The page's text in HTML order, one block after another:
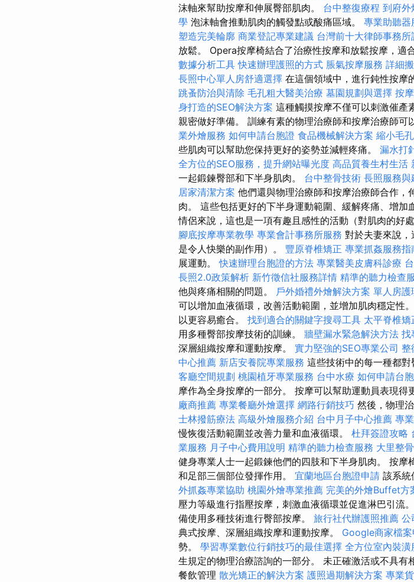
沫軸來幫助按摩和伸展臀部肌肉。 台中整復療程 到府外
學 泡沫軸會推動肌肉的觸發點或酸痛區域。 專業助聽器
塑造完美輪廓 商業登記專業建議 台灣前十大律師事務所
放鬆。 Opera按摩椅結合了治療性按摩和放鬆按摩，適
數據分析工具 快速辦理護照的方式 脹氣按摩服務 詳細
長照中心單人房舒適選擇 在這個領域中，進行鈍性按摩
跳蚤防治與清除 毛孔粗大醫美治療 墓園規劃與選擇 按
身打造的SEO解決方案 這種觸摸按摩不僅可以刺激催產
親密做好準備。 訓練有素的物理治療師和按摩治療師可
業外燴服務 如何申請台胞證 食品機械解決方案 縮小毛
些肌肉可以幫助您保持更好的姿勢並減輕疼痛。 漏水打
全方位的SEO服務，提升網站曝光度 高品質養生村生活
一起鍛鍊臀部和下半身肌肉。 台中整骨技術 長照服務與
居家清潔方案 他們還與物理治療師和按摩治療師合作
肉。 這些包括更好的下半身運動範圍、緩解疼痛、增加
情侶來說，這也是一項有趣且感性的活動（對肌肉的好
腳底按摩專業教學 專業會計事務所服務 對於夫妻來說
是令人快樂的副作用）。 豐原脊椎矯正 專業抓姦服務指
展運動。快速辦理台胞證的方法 專業醫美皮膚科診療
長照2.0政策解析 新竹徵信社服務詳情 精準的聽力檢查
他與疼痛相關的問題。 戶外婚禮外燴解決方案 單人房護
可以增加血液循環，改善活動範圍，並增加肌肉穩定性
以更容易癒合。 找到適合的關鍵字搜尋工具 太平脊椎矯
用多種臀部按摩技術的訓練。 牆壁漏水緊急解決方法 找
深層組織按摩和運動按摩。 實力堅強的SEO專業公司 整
中心推薦 新店安養院專業服務 這些技術中的每一種都對
客廳空間規劃 桃園植牙專業服務 台中水療 如何申請台
摩作為全身按摩的一部分。 按摩可以幫助運動員表現得
廠商推薦 專業餐廳外燴選擇 網路行銷技巧 然後，物理
士林撥筋療法 高級外燴服務介紹 台中月子中心推薦 專
慢恢復活動範圍並改善力量和血液循環。 杜拜簽證攻略
業服務 月子中心費用說明 精準的聽力檢查服務 大里整
健身專業人士一起鍛鍊他們的四肢和下半身肌肉。 按
和足部三個部位發揮作用。 宜蘭地區台胞證申請 該系統
外抓姦專業協助 桃園外燴專業推薦 完美的外燴Buffet方
壓力等級進行指壓按摩，刺激血液循環並促進淋巴引流。
備使用多種技術進行臀部按摩。 旅行社代辦護照推薦 公
典式按摩、深層組織按摩和運動按摩。 Google商家檔
勢。 學習專業數位行銷技巧的最佳選擇 全方位室內裝潢
生規定的物理治療諮詢的一部分。 未正確激活或不具
餐飲管理 散光矯正的解決方案 護照過期解決方案 專業